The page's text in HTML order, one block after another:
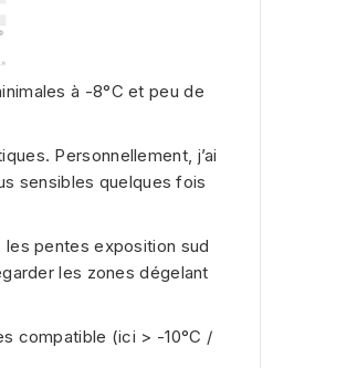
à -8°C et peu de
Personnellement, j’ai
sensibles quelques fois
pentes exposition sud
les zones dégelant
compatible (ici > -10°C /